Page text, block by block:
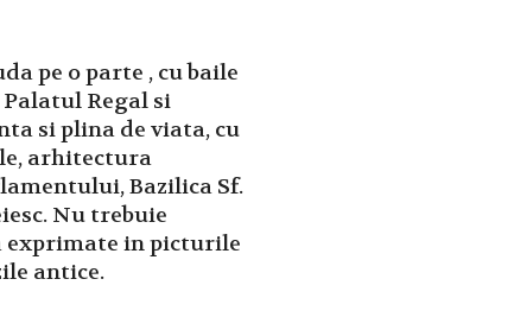
pe o parte , cu baile
Regal si
si plina de viata, cu
arhitectura
Bazilica Sf.
Nu trebuie
exprimate in picturile
antice.